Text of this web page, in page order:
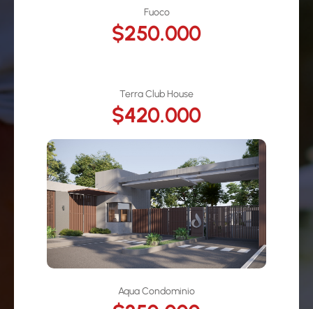
Fuoco
$250.000
Terra Club House
$420.000
Aqua Condominio